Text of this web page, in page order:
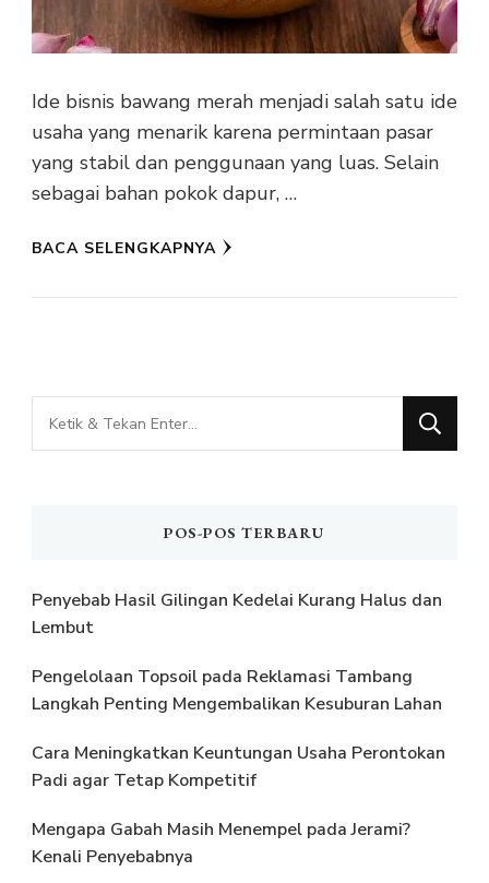
Ide bisnis bawang merah menjadi salah satu ide
usaha yang menarik karena permintaan pasar
yang stabil dan penggunaan yang luas. Selain
sebagai bahan pokok dapur, …
BACA SELENGKAPNYA
Mencari
Sesuatu?
POS-POS TERBARU
Penyebab Hasil Gilingan Kedelai Kurang Halus dan
Lembut
Pengelolaan Topsoil pada Reklamasi Tambang
Langkah Penting Mengembalikan Kesuburan Lahan
Cara Meningkatkan Keuntungan Usaha Perontokan
Padi agar Tetap Kompetitif
Mengapa Gabah Masih Menempel pada Jerami?
Kenali Penyebabnya